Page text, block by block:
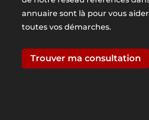
annuaire sont là pour vous
toutes vos démarches.
Trouver ma consultation